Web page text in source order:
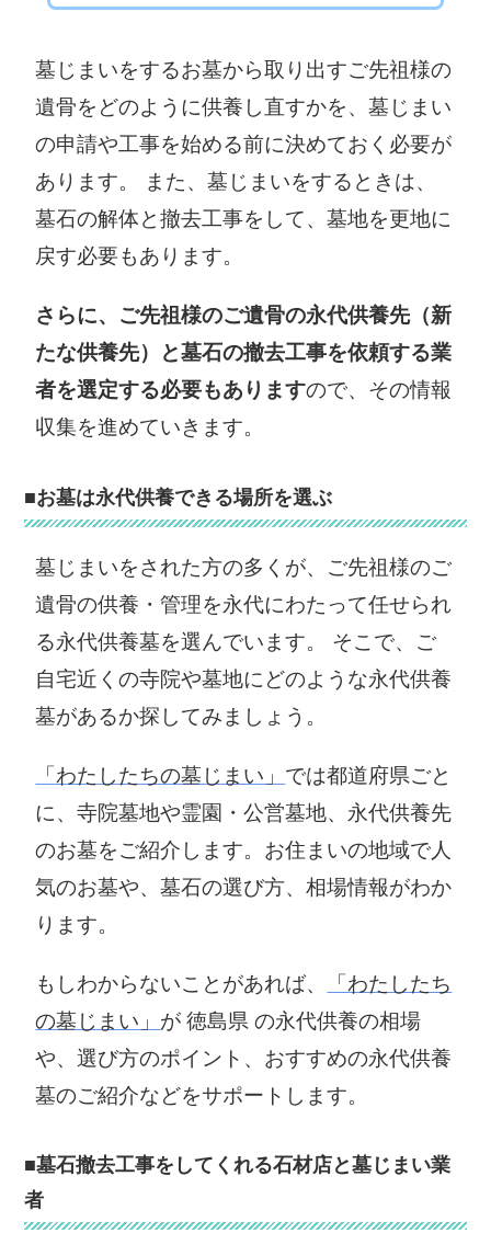
墓じまいをするお墓から取り出すご先祖様の
遺骨をどのように供養し直すかを、墓じまい
の申請や工事を始める前に決めておく必要が
あります。 また、墓じまいをするときは、
墓石の解体と撤去工事をして、墓地を更地に
戻す必要もあります。
さらに、ご先祖様のご遺骨の永代供養先（新
たな供養先）と墓石の撤去工事を依頼する業
者を選定する必要もありますので、その情報
収集を進めていきます。
■お墓は永代供養できる場所を選ぶ
墓じまいをされた方の多くが、ご先祖様のご
遺骨の供養・管理を永代にわたって任せられ
る永代供養墓を選んでいます。 そこで、ご
自宅近くの寺院や墓地にどのような永代供養
墓があるか探してみましょう。
「わたしたちの墓じまい」 では都道府県ごと
に、寺院墓地や霊園・公営墓地、永代供養先
のお墓をご紹介します。お住まいの地域で人
気のお墓や、墓石の選び方、相場情報がわか
ります。
もしわからないことがあれば、
「わたしたち
の墓じまい」 が 徳島県 の永代供養の相場
や、選び方のポイント、おすすめの永代供養
墓のご紹介などをサポートします。
■墓石撤去工事をしてくれる石材店と墓じまい業
者